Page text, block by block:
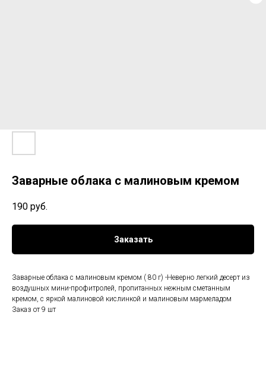
Заварные облака с малиновым кремом
190 руб.
Заказать
Заварные облака с малиновым кремом ( 80 г) -Неверно легкий десерт из
воздушных мини-профитролей, пропитанных нежным сметанным
кремом, с яркой малиновой кислинкой и малиновым мармеладом
Заказ от 9 шт